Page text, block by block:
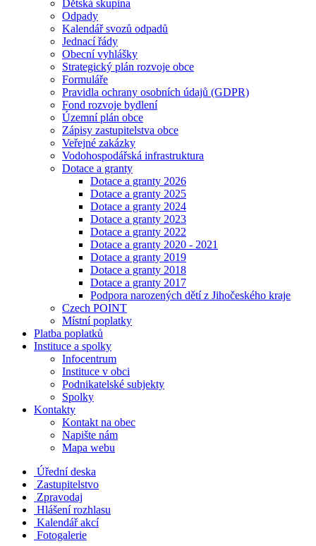
Dětská skupina
Odpady
Kalendář svozů odpadů
Jednací řády
Obecní vyhlášky
Strategický plán rozvoje obce
Formuláře
Pravidla ochrany osobních údajů (GDPR)
Fond rozvoje bydlení
Územní plán obce
Zápisy zastupitelstva obce
Veřejné zakázky
Vodohospodářská infrastruktura
Dotace a granty
Dotace a granty 2026
Dotace a granty 2025
Dotace a granty 2024
Dotace a granty 2023
Dotace a granty 2022
Dotace a granty 2020 - 2021
Dotace a granty 2019
Dotace a granty 2018
Dotace a granty 2017
Podpora narozených dětí z Jihočeského kraje
Czech POINT
Místní poplatky
Platba poplatků
Instituce a spolky
Infocentrum
Instituce v obci
Podnikatelské subjekty
Spolky
Kontakty
Kontakt na obec
Napište nám
Mapa webu
Úřední deska
Zastupitelstvo
Zpravodaj
Hlášení rozhlasu
Kalendář akcí
Fotogalerie